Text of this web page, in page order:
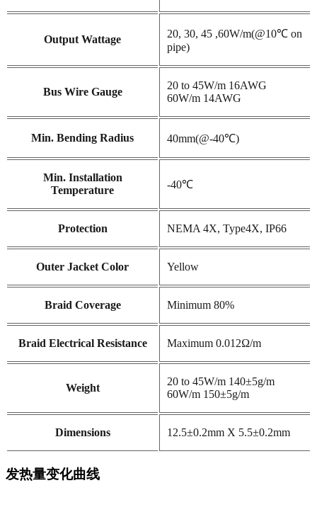
Output Wattage
20, 30, 45 ,60W/m(@10℃ on
pipe)
Bus Wire Gauge
20 to 45W/m 16AWG
60W/m 14AWG
Min. Bending Radius 40mm(@-40℃)
Min. Installation
Temperature
-40℃
Protection NEMA 4X, Type4X, IP66
Outer Jacket Color Yellow
Braid Coverage Minimum 80%
Braid Electrical Resistance Maximum 0.012Ω/m
Weight
20 to 45W/m 140±5g/m
60W/m 150±5g/m
Dimensions 12.5±0.2mm X 5.5±0.2mm
发热量变化曲线